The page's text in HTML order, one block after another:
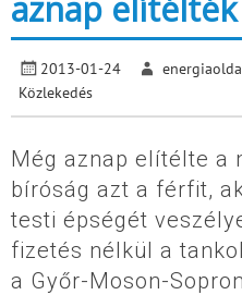
aznap elítélték
2013-01-24
Közlekedés
Még aznap elítélte a
bíróság azt a férfit,
testi épségét
fizetés nélkül a
a Győr-Moson-